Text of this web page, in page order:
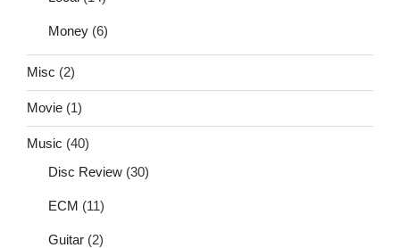
Money (6)
Misc (2)
Movie (1)
Music (40)
Disc Review (30)
ECM (11)
Guitar (2)